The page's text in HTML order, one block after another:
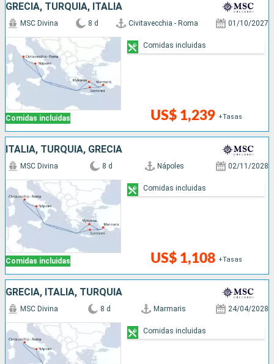
GRECIA, TURQUÍA, ITALIA
Comidas incluidas
MSC Divina 8 d Civitavecchia - Roma 01/10/2027
US$ 1,239 +Tasas
Comidas incluidas
ITALIA, TURQUÍA, GRECIA
Comidas incluidas
MSC Divina 8 d Nápoles 02/11/2028
US$ 1,108 +Tasas
Comidas incluidas
GRECIA, ITALIA, TURQUÍA
MSC Divina 8 d Marmaris 24/04/2028
Comidas incluidas